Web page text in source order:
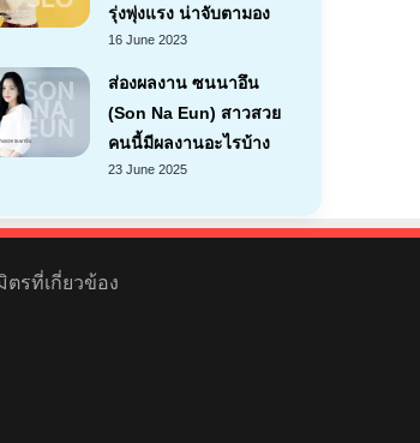
รุ่งพุ่งแรง น่าจับตามอง
16 June 2023
ส่องผลงาน ซนนาอึน
(Son Na Eun) สาวสวย
คนนี้มีผลงานอะไรบ้าง
23 June 2025
รที่เกี่ยวข้อง